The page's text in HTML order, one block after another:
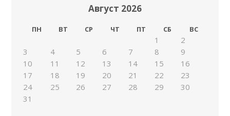
Август 2026
ПН ВТ СР ЧТ ПТ СБ ВС
1
2
3
4 5 6 7 8
9
10
11 12 13 14 15
16
17
18 19 20 21 22
23
24
25 26 27 28 29
30
31